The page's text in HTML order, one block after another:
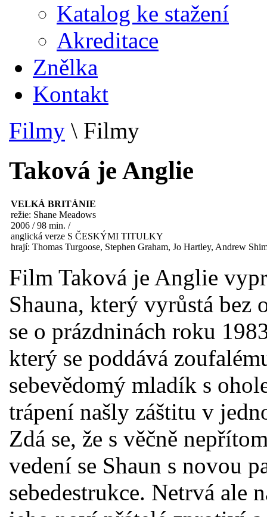
Katalog ke stažení
Akreditace
Znělka
Kontakt
Filmy \ Filmy
Taková je Anglie
VELKÁ BRITÁNIE
režie: Shane Meadows
2006 / 98 min. /
anglická verze S ČESKÝMI TITULKY
hrají: Thomas Turgoose, Stephen Graham, Jo Hartley, Andrew
Film Taková je Anglie
Shauna, který vyrůstá bez
se o prázdninách roku
který se poddává
sebevědomý mladík s
trápení našly záštitu v
Zdá se, že s věčně
vedení se Shaun s novou
sebedestrukce. Netrvá ale